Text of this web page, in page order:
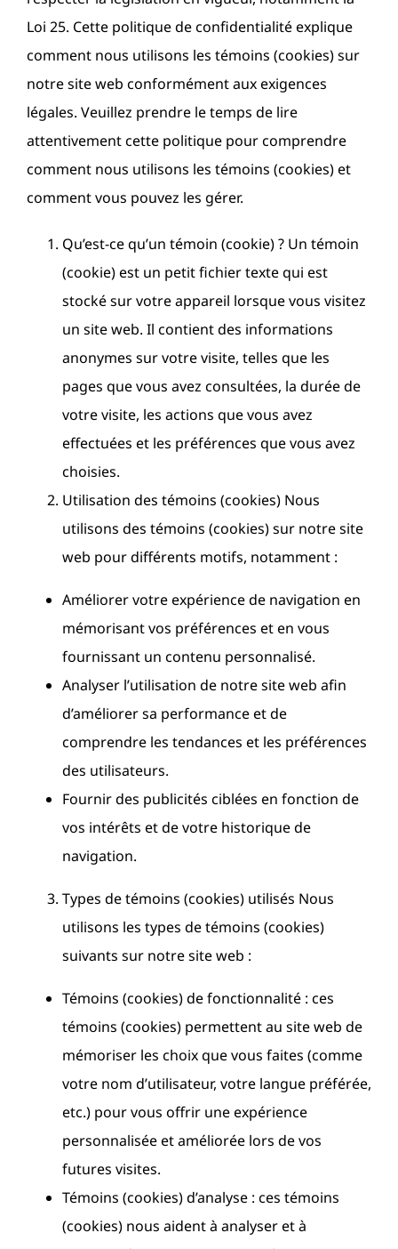
Loi 25. Cette politique de confidentialité explique
comment nous utilisons les témoins (cookies) sur
notre site web conformément aux exigences
légales. Veuillez prendre le temps de lire
attentivement cette politique pour comprendre
comment nous utilisons les témoins (cookies) et
comment vous pouvez les gérer.
Qu’est-ce qu’un témoin (cookie) ? Un témoin
(cookie) est un petit fichier texte qui est
stocké sur votre appareil lorsque vous visitez
un site web. Il contient des informations
anonymes sur votre visite, telles que les
pages que vous avez consultées, la durée de
votre visite, les actions que vous avez
effectuées et les préférences que vous avez
choisies.
Utilisation des témoins (cookies) Nous
utilisons des témoins (cookies) sur notre site
web pour différents motifs, notamment :
Améliorer votre expérience de navigation en
mémorisant vos préférences et en vous
fournissant un contenu personnalisé.
Analyser l’utilisation de notre site web afin
d’améliorer sa performance et de
comprendre les tendances et les préférences
des utilisateurs.
Fournir des publicités ciblées en fonction de
vos intérêts et de votre historique de
navigation.
Types de témoins (cookies) utilisés Nous
utilisons les types de témoins (cookies)
suivants sur notre site web :
Témoins (cookies) de fonctionnalité : ces
témoins (cookies) permettent au site web de
mémoriser les choix que vous faites (comme
votre nom d’utilisateur, votre langue préférée,
etc.) pour vous offrir une expérience
personnalisée et améliorée lors de vos
futures visites.
Témoins (cookies) d’analyse : ces témoins
(cookies) nous aident à analyser et à